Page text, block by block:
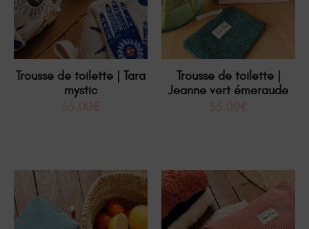
Trousse de toilette | Tara
mystic
55.00€
Trousse de toilette |
Jeanne vert émeraude
55.00€